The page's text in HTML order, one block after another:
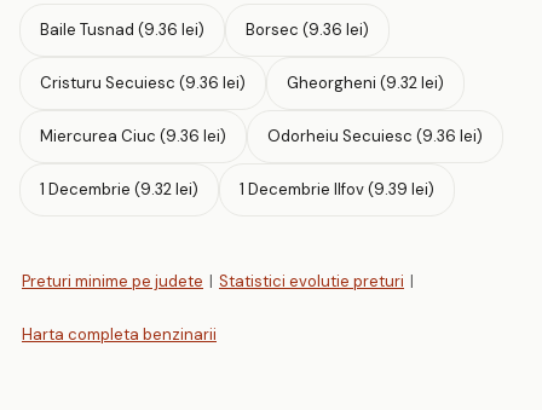
Baile Tusnad (9.36 lei) Borsec (9.36 lei)
Cristuru Secuiesc (9.36 lei) Gheorgheni (9.32 lei)
Miercurea Ciuc (9.36 lei) Odorheiu Secuiesc (9.36 lei)
1 Decembrie (9.32 lei) 1 Decembrie Ilfov (9.39 lei)
Preturi minime pe judete | Statistici evolutie preturi |
Harta completa benzinarii